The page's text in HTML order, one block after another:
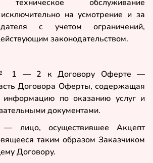
техническое обслуживание
на усмотрение и за
с учетом ограничений,
законодательством.
№ 1 — 2 к Договору Оферте —
Договора Оферты, содержащая
по оказанию услуг и
документами.
— лицо, осуществившее Акцепт
таким образом Заказчиком
Договору.